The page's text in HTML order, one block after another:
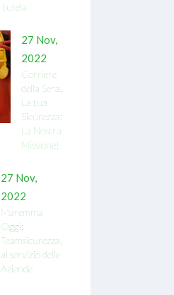
tutela
27 Nov,
2022
Corriere
della Sera.
La tua
Sicurezza:
La Nostra
Missione!
27 Nov,
2022
Maremma
Oggi:
Teamsicurezza,
al servizio delle
Aziende